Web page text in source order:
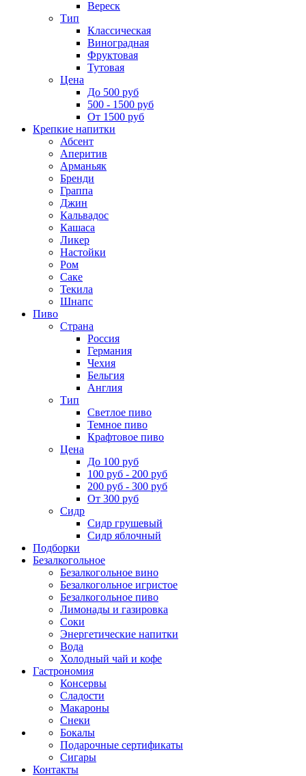
Вереск
Тип
Классическая
Виноградная
Фруктовая
Тутовая
Цена
До 500 руб
500 - 1500 руб
От 1500 руб
Крепкие напитки
Абсент
Аперитив
Арманьяк
Бренди
Граппа
Джин
Кальвадос
Кашаса
Ликер
Настойки
Ром
Саке
Текила
Шнапс
Пиво
Страна
Россия
Германия
Чехия
Бельгия
Англия
Тип
Светлое пиво
Темное пиво
Крафтовое пиво
Цена
До 100 руб
100 руб - 200 руб
200 руб - 300 руб
От 300 руб
Сидр
Сидр грушевый
Сидр яблочный
Подборки
Безалкогольное
Безалкогольное вино
Безалкогольное игристое
Безалкогольное пиво
Лимонады и газировка
Соки
Энергетические напитки
Вода
Холодный чай и кофе
Гастрономия
Консервы
Сладости
Макароны
Снеки
Бокалы
Подарочные сертификаты
Сигары
Контакты